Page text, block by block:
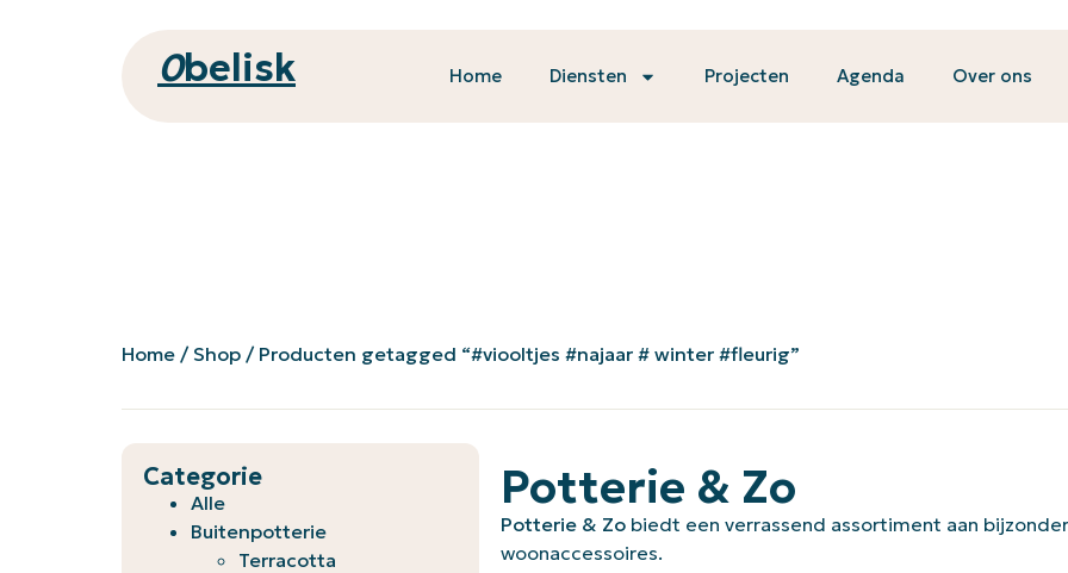
0belisk Home Diensten Projecten Agenda Over ons
Home / Shop / Producten getagged “#viooltjes #najaar # winter #fleurig”
Categorie
Alle
Buitenpotterie
Terracotta
Potterie & Zo
Potterie & Zo biedt een verrassend assortiment aan
woonaccessoires.